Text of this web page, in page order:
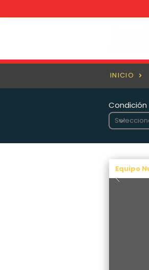
INICIO
Condición
Equipo